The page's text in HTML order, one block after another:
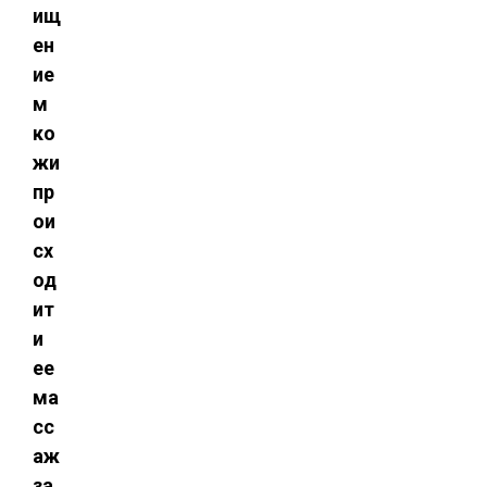
ищ
ен
ие
м
ко
жи
пр
ои
сх
од
ит
и
ее
ма
сс
аж